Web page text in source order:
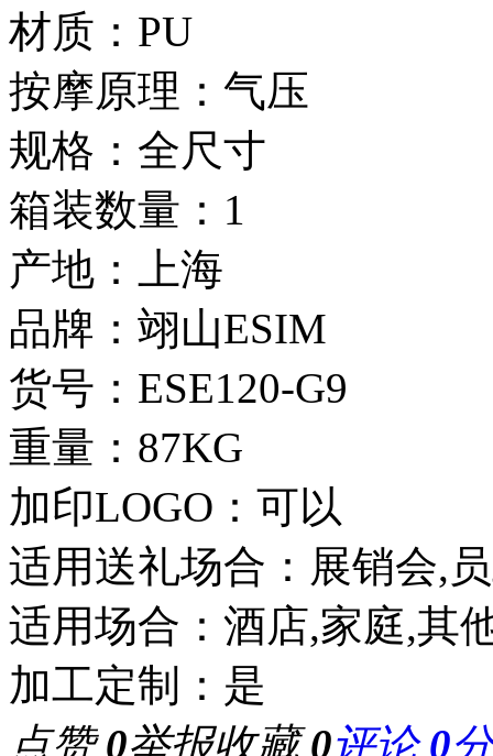
材质：PU
按摩原理：气压
规格：全尺寸
箱装数量：1
产地：上海
品牌：翊山ESIM
货号：ESE120-G9
重量：87KG
加印LOGO：可以
适用送礼场合：展销会,
适用场合：酒店,家庭,其
加工定制：是
点赞0举报收藏0评论0